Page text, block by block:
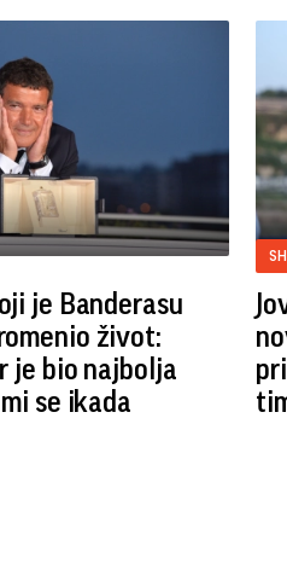
je Banderasu
život:
je bio najbolja
se ikada